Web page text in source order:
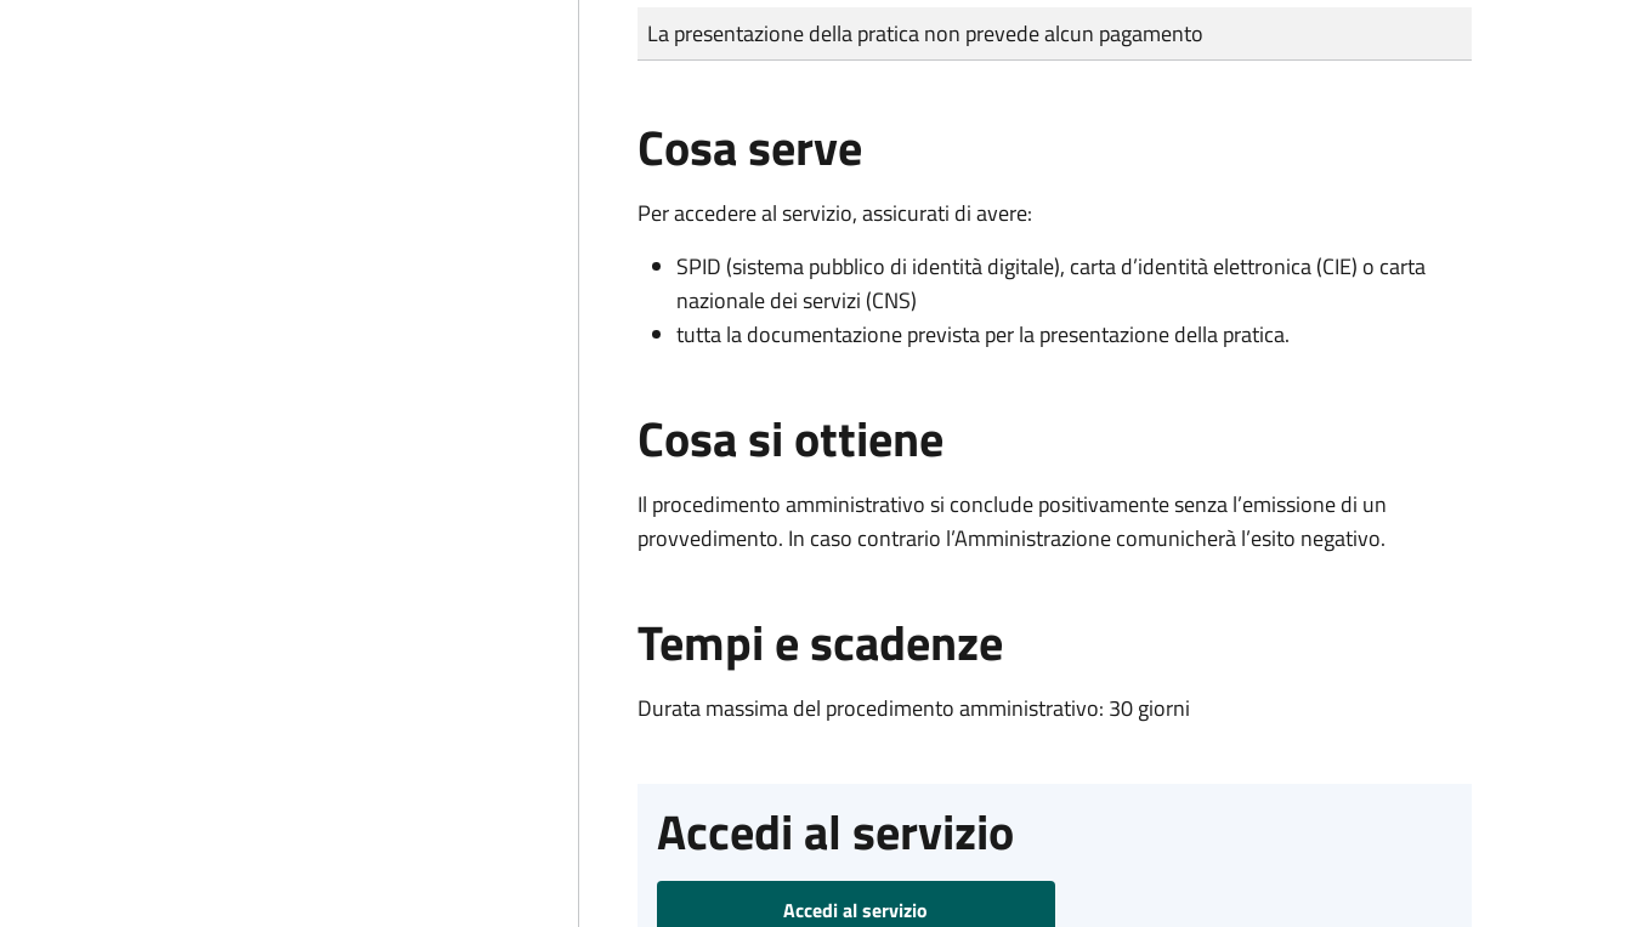
Tipo di pagamento
Importo
La presentazione della pratica non prevede alcun pagamento
Cosa serve
Per accedere al servizio, assicurati di avere:
SPID (sistema pubblico di identità digitale), carta d’identità elettronica (CIE) o carta
nazionale dei servizi (CNS)
tutta la documentazione prevista per la presentazione della pratica.
Cosa si ottiene
Il procedimento amministrativo si conclude positivamente senza l’emissione di un
provvedimento. In caso contrario l’Amministrazione comunicherà l’esito negativo.
Tempi e scadenze
Durata massima del procedimento amministrativo: 30 giorni
Accedi al servizio
Accedi al servizio